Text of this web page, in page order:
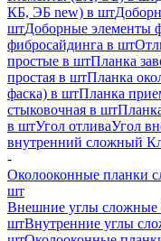
КБ, ЭБ new) в шт
штДоборные элементы
фибросайдинга в шт
простые в штПланка
простая в штПланка
фаска) в штПланка
стыковочная в шт
в штУгол отливаУгол
внутренний сложный
-
Околооконные планки
шт
Внешние углы
штВнутренние углы